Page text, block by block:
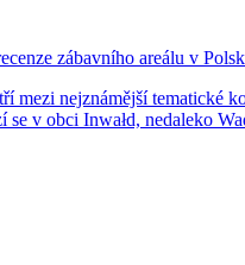
zábavního areálu v
mezi nejznámější tematické
se v obci Inwałd, nedaleko